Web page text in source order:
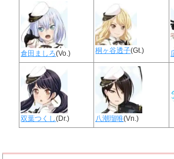
倉田ましろ(Vo.) 桐ヶ谷透子(Gt.)
双葉つくし(Dr.) 八潮瑠唯(Vn.)